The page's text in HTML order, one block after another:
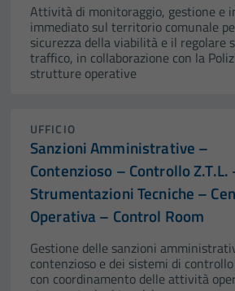
Attività di monitoraggio, gestione e
immediato sul territorio comunale
sicurezza della viabilità e il regolare
traffico, in collaborazione con la
strutture operative
UFFICIO
Sanzioni Amministrative –
Contenzioso – Controllo Z.T.L.
Strumentazioni Tecniche –
Operativa – Control Room
Gestione delle sanzioni
contenzioso e dei sistemi di
con coordinamento delle attività